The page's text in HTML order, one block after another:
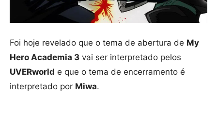
Foi hoje revelado que o tema de abertura de My
Hero Academia 3 vai ser interpretado pelos
UVERworld e que o tema de encerramento é
interpretado por Miwa.